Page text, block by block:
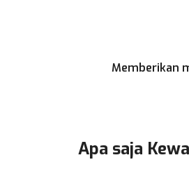
Memberikan
Apa saja